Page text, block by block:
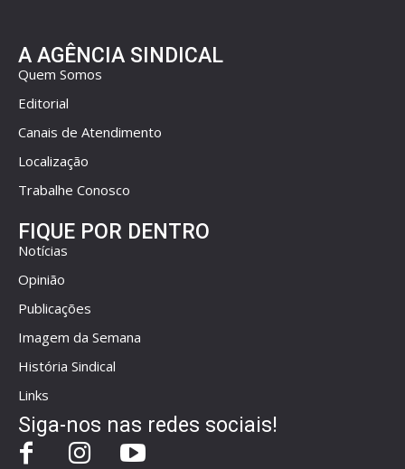
A AGÊNCIA SINDICAL
Quem Somos
Editorial
Canais de Atendimento
Localização
Trabalhe Conosco
FIQUE POR DENTRO
Notícias
Opinião
Publicações
Imagem da Semana
História Sindical
Links
Siga-nos nas redes sociais!